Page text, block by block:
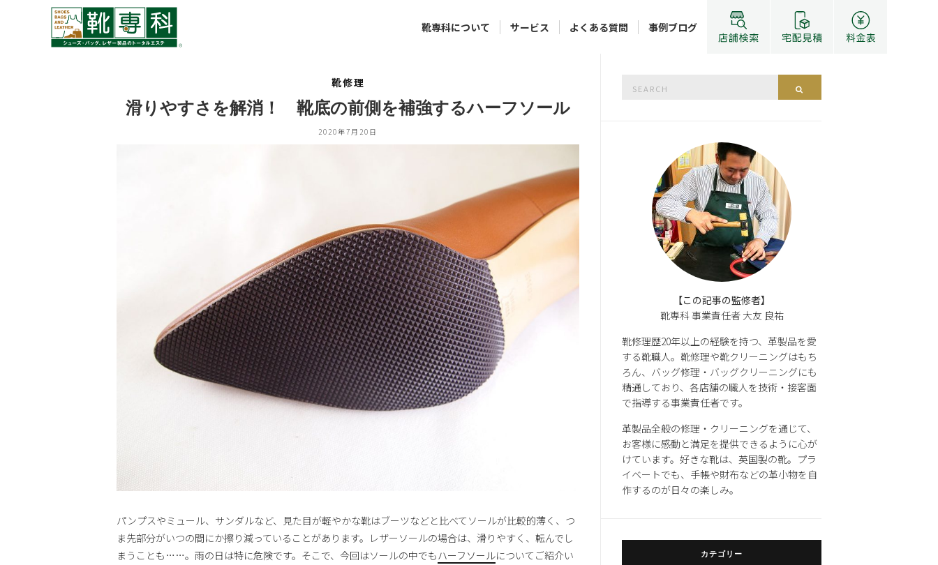
靴専科について サービス よくある質問 事例ブログ
靴修理
滑りやすさを解消！ 靴底の前側を補強するハーフソール
2020年7月20日
パンプスやミュール、サンダルなど、見た目が軽やかな靴はブーツなどと比べてソールが比較的薄く、つ
ま先部分がいつの間にか擦り減っていることがあります。レザーソールの場合は、滑りやすく、転んでし
まうことも……。雨の日は特に危険です。そこで、今回はソールの中でもハーフソールについてご紹介い
for:
【この記事の監修者】
靴専科 事業責任者 大友 良祐
靴修理歴20年以上の経験を持つ、革製品を愛
する靴職人。靴修理や靴クリーニングはもち
ろん、バッグ修理・バッグクリーニングにも
精通しており、各店舗の職人を技術・接客面
で指導する事業責任者です。
革製品全般の修理・クリーニングを通じて、
お客様に感動と満足を提供できるように心が
けています。好きな靴は、英国製の靴。プラ
イベートでも、手帳や財布などの革小物を自
作するのが日々の楽しみ。
カテゴリー